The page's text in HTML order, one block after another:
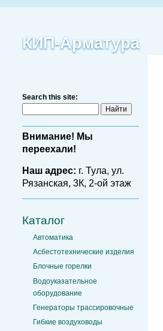
КИП-Арматура
Search this site:
Внимание! Мы
переехали!
Наш адрес: г. Тула, ул.
Рязанская, 3К, 2-ой этаж
Каталог
Автоматика
Асбестотехнические изделия
Блочные горелки
Водоуказательное
оборудование
Генераторы трассировочные
Гибкие воздуховоды